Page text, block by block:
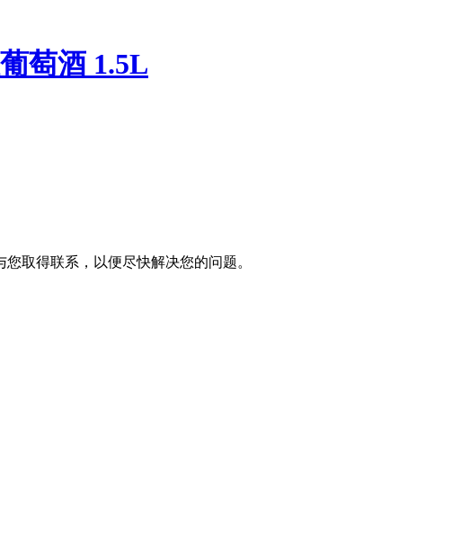
萄酒 1.5L
取得联系，以便尽快解决您的问题。